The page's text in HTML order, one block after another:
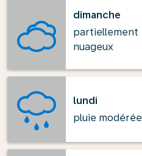
dimanche
partiellement
nuageux
lundi
pluie modérée